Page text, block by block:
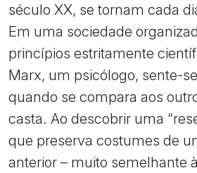
século XX, se tornam cada
Em uma sociedade
princípios estritamente
Marx, um psicólogo, sente-
quando se compara aos
casta. Ao descobrir uma
que preserva costumes de
anterior – muito semelhante